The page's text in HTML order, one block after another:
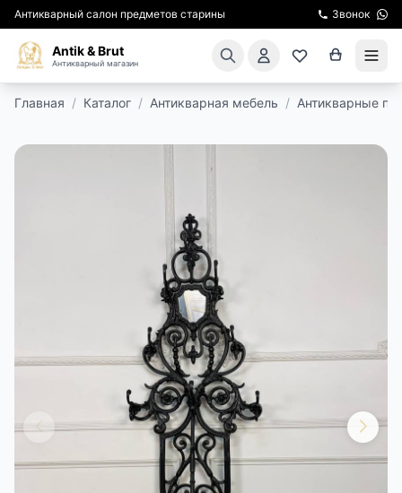
Антикварный салон предметов старины Звонок
Antik & Brut
Антикварный магазин
КУРСЫ ПО РЕСТАВРАЦИИ
КОНТАКТЫ
ДОСТАВКА И ОПЛАТА
Главная / Каталог / Антикварная мебель / Антикварные